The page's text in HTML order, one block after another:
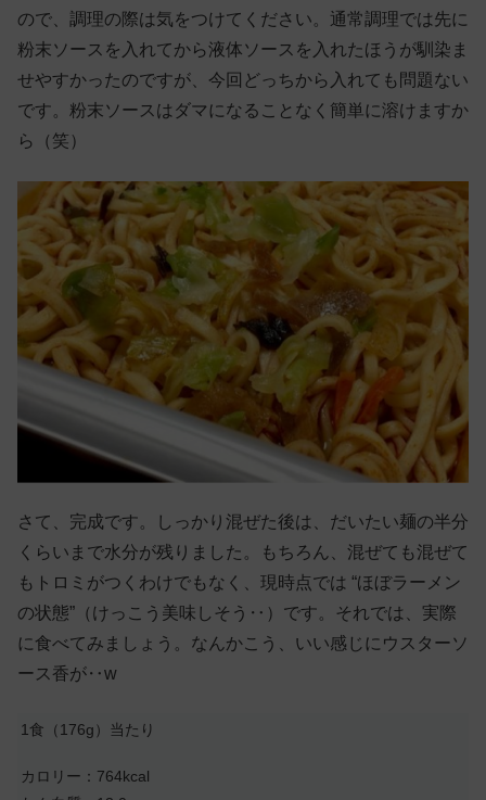
ので、調理の際は気をつけてください。通常調理では先に
粉末ソースを入れてから液体ソースを入れたほうが馴染ま
せやすかったのですが、今回どっちから入れても問題ない
です。粉末ソースはダマになることなく簡単に溶けますか
ら（笑）
さて、完成です。しっかり混ぜた後は、だいたい麺の半分
くらいまで水分が残りました。もちろん、混ぜても混ぜて
もトロミがつくわけでもなく、現時点では “ほぼラーメン
の状態”（けっこう美味しそう‥）です。それでは、実際
に食べてみましょう。なんかこう、いい感じにウスターソ
ース香が‥w
1食（176g）当たり
カロリー：764kcal